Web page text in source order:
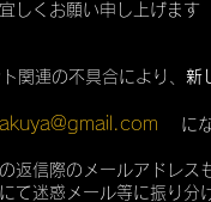
しくお願い申し上げます
関連の不具合により、 新
に
返信際のメールアドレス
て迷惑メール等に振り